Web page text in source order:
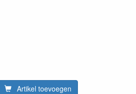
Artikel toevoegen